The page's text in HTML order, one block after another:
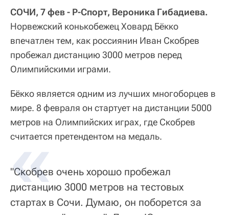
СОЧИ, 7 фев - Р-Спорт, Вероника Гибадиева.
Норвежский конькобежец Ховард Бёкко
впечатлен тем, как россиянин Иван Скобрев
пробежал дистанцию 3000 метров перед
Олимпийскими играми.
Бёкко является одним из лучших многоборцев в
мире. 8 февраля он стартует на дистанции 5000
метров на Олимпийских играх, где Скобрев
считается претендентом на медаль.
"Скобрев очень хорошо пробежал
дистанцию 3000 метров на тестовых
стартах в Сочи. Думаю, он поборется за